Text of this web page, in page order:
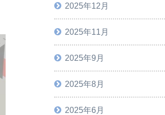
2025年12月
2025年11月
2025年9月
2025年8月
2025年6月